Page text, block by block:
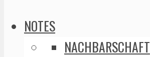
NOTES
NACHBARSCHAFT